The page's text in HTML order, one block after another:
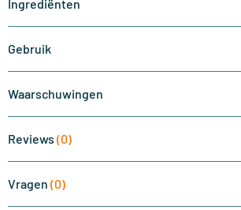
Ingrediënten
Gebruik
Waarschuwingen
Reviews (0)
Vragen (0)